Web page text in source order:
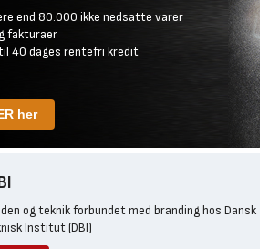
end 80.000 ikke nedsatte varer
fakturaer
40 dages rentefri kredit
her
og teknik forbundet med branding hos Dansk
Institut (DBI)